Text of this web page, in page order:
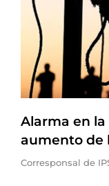
Alarma en
aumento de
Corresponsal de